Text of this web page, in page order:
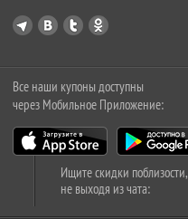
Все наши купоны доступны
через Мобильное Приложение:
Ищите скидки поблизости,
не выходя из чата: